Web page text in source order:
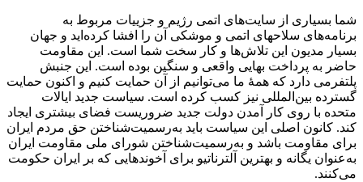
شما بسیاری از سایت‌های اتمی رژیم و جزییات مربوط به
برنامه‌های سلاحهای اتمی و موشکی آن را افشا کرده‌اید و جهان
بسیار مدیون این تلاش‌ها و کار سخت شما است. این مقاومت
حاضر به پرداخت بهایی واقعی و سنگین بوده است. این جنبش
پلتفرمی دارد که همهٔ ما می‌توانیم از آن حمایت کنیم و اکنون حمایت
گسترده بین‌المللی نیز کسب کرده است. سیاست جدید ایالات
متحده با روی کار آمدن دولت جدید ضروریست فضای بیشتری ایجاد
کند. کانون اصلی این سیاست باید به‌رسمیت‌شناختن حق مردم ایران
برای مقاومت باشد و به‌رسمیت‌شناختن شورای ملی مقاومت ایران
به‌عنوان یگانه و بهترین آلترناتیو برای آخوندهایی که بر ایران حکومت
می‌کنند.